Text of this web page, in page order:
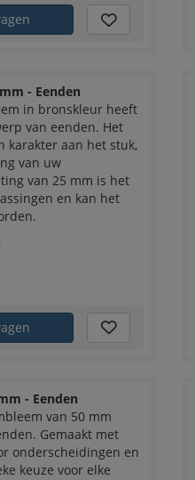
- Eenden
in bronskleur heeft
van eenden. Het
karakter aan het stuk,
van uw
van 25 mm is het
en kan het
- Eenden
van 50 mm
Gemaakt met
onderscheidingen en
keuze voor elke